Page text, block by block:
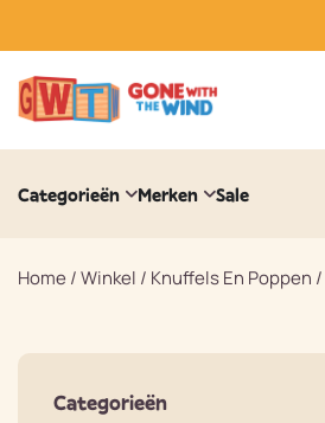
Categorieën Merken Sale
Home /Winkel / Knuffels En Poppen /
Categorieën